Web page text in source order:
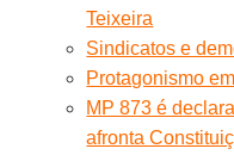
Teixeira
Sindicatos e
Protagonismo
MP 873 é
afronta